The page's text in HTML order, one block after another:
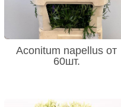
Aconitum napellus от
60шт.